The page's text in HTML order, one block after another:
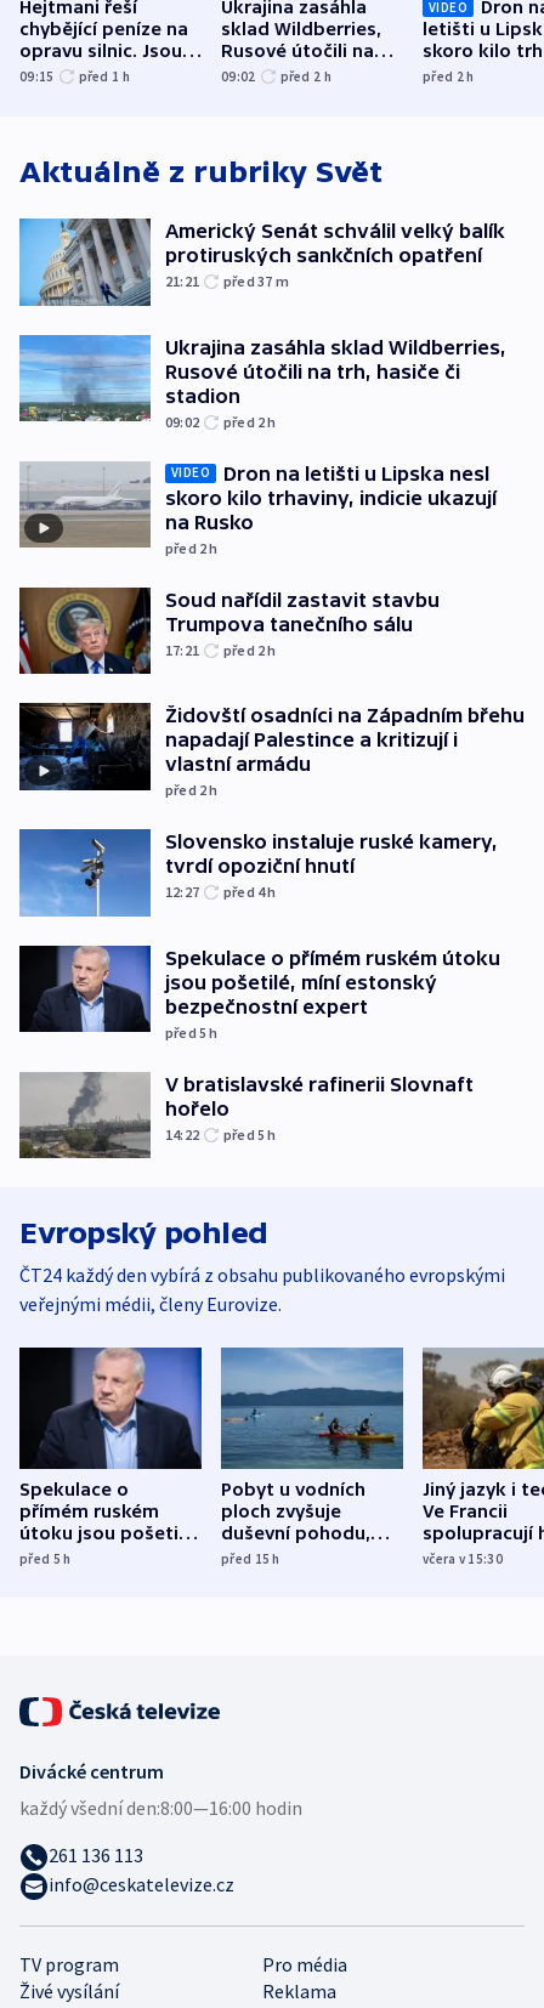
Hejtmani řeší
chybějící peníze na
opravu silnic. Jsou
nenárokové, namítá
09:15 před 1 h
Ukrajina zasáhla
sklad Wildberries,
Rusové útočili na
trh, hasiče či
09:02 před 2 h
VIDEO
Dron
letišti u
skoro kilo
indicie
před 2h
Aktuálně z rubriky Svět
Americký Senát schválil velký balík
protiruských sankčních opatření
21:21 před 37 m
Ukrajina zasáhla sklad Wildberries,
Rusové útočili na trh, hasiče či
stadion
09:02 před 2h
VIDEO
Dron na letišti u Lipska nesl
skoro kilo trhaviny, indicie ukazují
na Rusko
před 2h
Soud nařídil zastavit stavbu
Trumpova tanečního sálu
17:21 před 2h
Židovští osadníci na Západním břehu
napadají Palestince a kritizují i
vlastní armádu
před 2h
Slovensko instaluje ruské kamery,
tvrdí opoziční hnutí
12:27 před 4h
Spekulace o přímém ruském útoku
jsou pošetilé, míní estonský
bezpečnostní expert
před 5h
V bratislavské rafinerii Slovnaft
hořelo
14:22 před 5h
Evropský pohled
ČT24 každý den vybírá z obsahu publikovaného evropskými
veřejnými médii, členy Eurovize.
Spekulace o
přímém ruském
útoku jsou pošetilé,
míní estonský
před 5h
Pobyt u vodních
ploch zvyšuje
duševní pohodu,
ukázala
před 15h
Jiný jazyk i
Ve Francii
spolupracují
různých zemí
včera v 15:30
TV program
Pro média
Živé vysílání
Reklama
Divácké centrum
každý všední den:8:00—16:00 hodin
261 136 113
info@ceskatelevize.cz